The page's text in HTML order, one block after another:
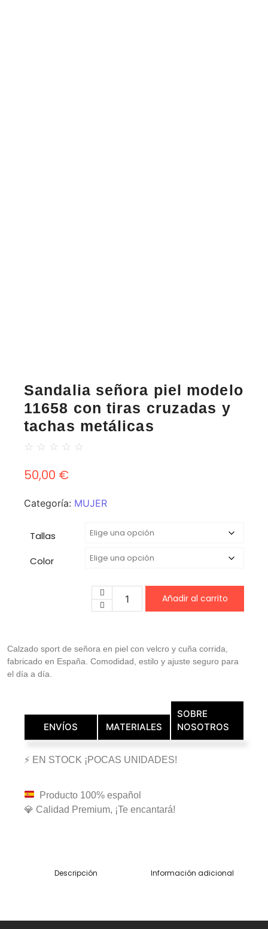
Sandalia señora piel modelo
11658 con tiras cruzadas y
tachas metálicas
☆ ☆ ☆ ☆ ☆
50,00 €
Categoría: MUJER
Tallas
Color
Añadir al carrito
Calzado sport de señora en piel con velcro y cuña corrida,
fabricado en España. Comodidad, estilo y ajuste seguro para
el día a día.
ENVÍOS MATERIALES
SOBRE
NOSOTROS
⚡ EN STOCK ¡POCAS UNIDADES!
Producto 100% español
💎 Calidad Premium, ¡Te encantará!
Descripción Información adicional